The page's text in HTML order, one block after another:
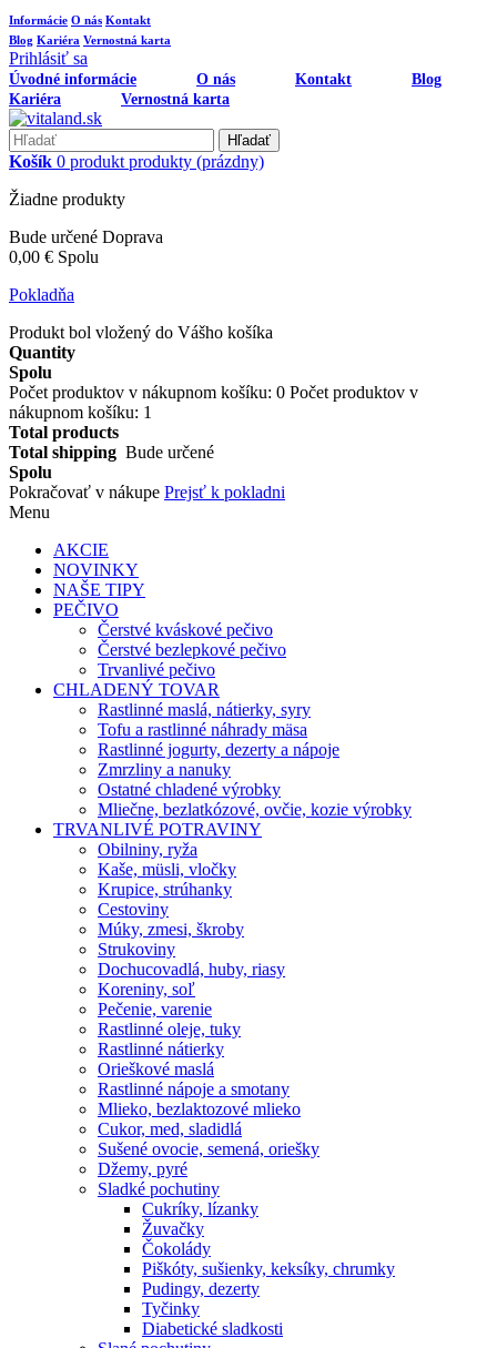
Informácie O nás Kontakt
Blog Kariéra Vernostná karta
Prihlásiť sa
Úvodné informácie O nás Kontakt
Blog
Kariéra
Vernostná karta
Hľadať
Košík 0 produkt produkty (prázdny)
Žiadne produkty
Bude určené Doprava
0,00 € Spolu
Pokladňa
Produkt bol vložený do Vášho košíka
Quantity
Spolu
Počet produktov v nákupnom košíku: 0 Počet produktov v
nákupnom košíku: 1
Total products
Total shipping Bude určené
Spolu
Pokračovať v nákupe Prejsť k pokladni
Menu
AKCIE
NOVINKY
NAŠE TIPY
PEČIVO
Čerstvé kváskové pečivo
Čerstvé bezlepkové pečivo
Trvanlivé pečivo
CHLADENÝ TOVAR
Rastlinné maslá, nátierky, syry
Tofu a rastlinné náhrady mäsa
Rastlinné jogurty, dezerty a nápoje
Zmrzliny a nanuky
Ostatné chladené výrobky
Mliečne, bezlatkózové, ovčie, kozie výrobky
TRVANLIVÉ POTRAVINY
Obilniny, ryža
Kaše, müsli, vločky
Krupice, strúhanky
Cestoviny
Múky, zmesi, škroby
Strukoviny
Dochucovadlá, huby, riasy
Koreniny, soľ
Pečenie, varenie
Rastlinné oleje, tuky
Rastlinné nátierky
Orieškové maslá
Rastlinné nápoje a smotany
Mlieko, bezlaktozové mlieko
Cukor, med, sladidlá
Sušené ovocie, semená, oriešky
Džemy, pyré
Sladké pochutiny
Cukríky, lízanky
Žuvačky
Čokolády
Piškóty, sušienky, keksíky, chrumky
Pudingy, dezerty
Tyčinky
Diabetické sladkosti